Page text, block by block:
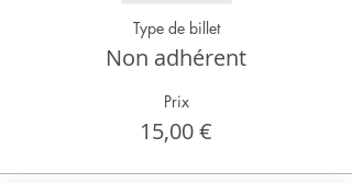
Type de billet
Non adhérent
Prix
15,00 €